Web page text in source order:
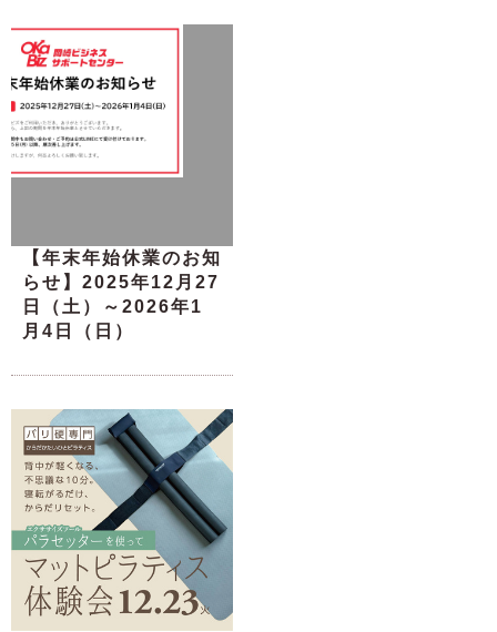
【年末年始休業のお知
らせ】2025年12月27
日（土）～2026年1
月4日（日）